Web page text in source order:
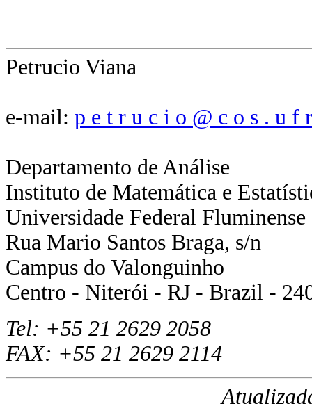
Petrucio Viana
e-mail: p e t r u c i o @ c o s . u f
Departamento de Análise
Instituto de Matemática e
Universidade Federal Fluminense
Rua Mario Santos Braga, s/n
Campus do Valonguinho
Centro - Niterói - RJ - Brazil -
Tel: +55 21 2629 2058
FAX: +55 21 2629 2114